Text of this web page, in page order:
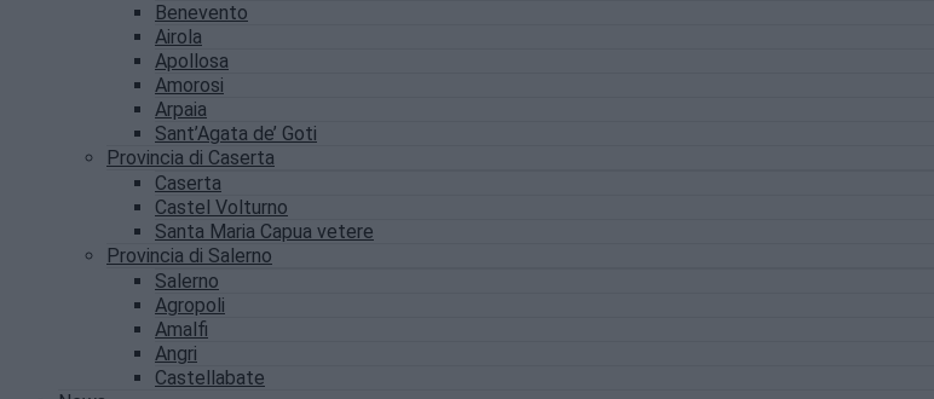
Benevento
Airola
Apollosa
Amorosi
Arpaia
Sant’Agata de’ Goti
Provincia di Caserta
Caserta
Castel Volturno
Santa Maria Capua vetere
Provincia di Salerno
Salerno
Agropoli
Amalfi
Angri
Castellabate